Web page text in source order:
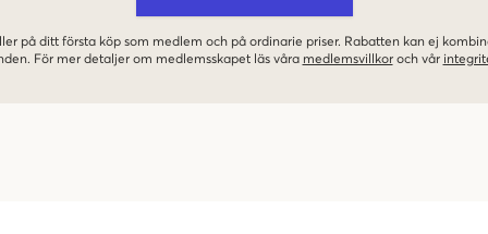
på ditt första köp som medlem och på ordinarie priser. Rabatten kan ej
För mer detaljer om medlemsskapet läs våra medlemsvillkor och vår